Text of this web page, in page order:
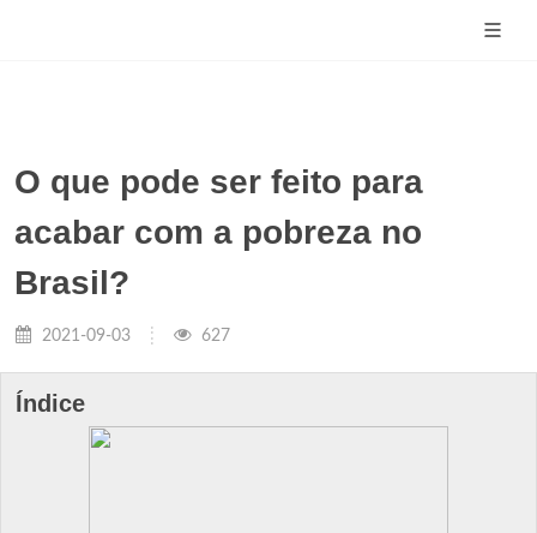
O que pode ser feito para
acabar com a pobreza no
Brasil?
2021-09-03 627
Índice